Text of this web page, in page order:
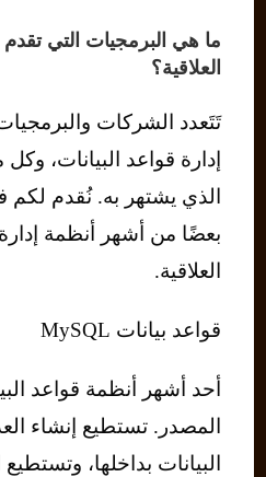
ما هي البرمجيات التي تقدم
العلاقية؟
تَتَعدد الشركات
إدارة قواعد البيانات،
الذي يشتهر به. نُقدم لكم
بعضًا من أشهر أنظمة إدارة
العلاقية.
قواعد بيانات MySQL
أحد أشهر أنظمة قواعد
المصدر. تستطيع إنشاء
البيانات بداخلها،